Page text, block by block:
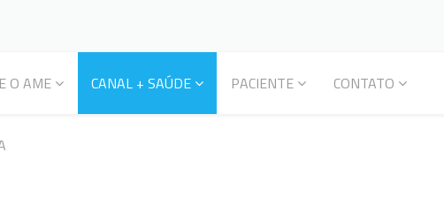
O AME CANAL + SAÚDE PACIENTE CONTATO